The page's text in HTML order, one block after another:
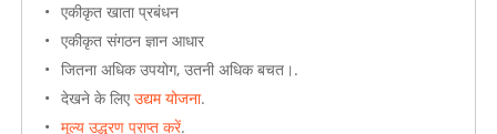
एकीकृत खाता प्रबंधन
एकीकृत संगठन ज्ञान आधार
जितना अधिक उपयोग, उतनी अधिक बचत।.
देखने के लिए उद्यम योजना.
मूल्य उद्धरण प्राप्त करें.